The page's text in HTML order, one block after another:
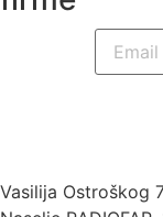
Vasilija Ostroškog